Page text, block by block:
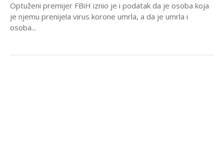
Optuženi premijer FBiH iznio je i podatak da je osoba koja
je njemu prenijela virus korone umrla, a da je umrla i
osoba...